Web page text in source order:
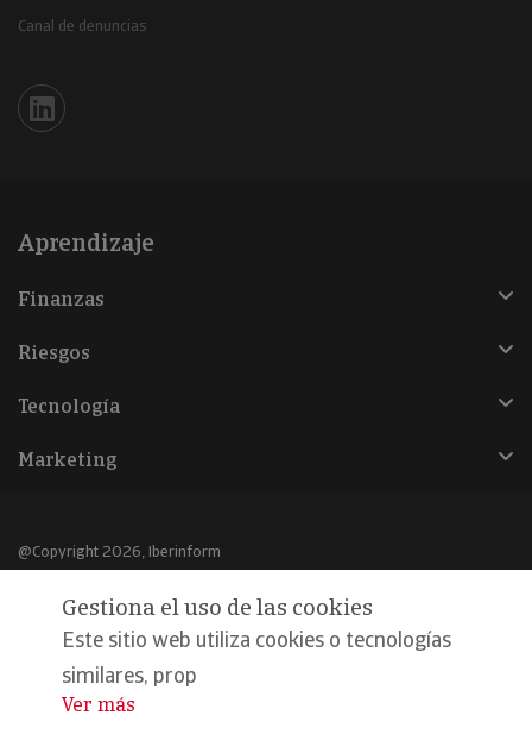
Canal de denuncias
Iberinform en Linkedin
Aprendizaje
Finanzas
Riesgos
Tecnología
Marketing
@Copyright 2026, Iberinform
Aviso legal
Política de cookies
Declaración de privacidad
Gestiona el uso de las cookies
Este sitio web utiliza cookies o tecnologías
similares, prop
...
Ver más